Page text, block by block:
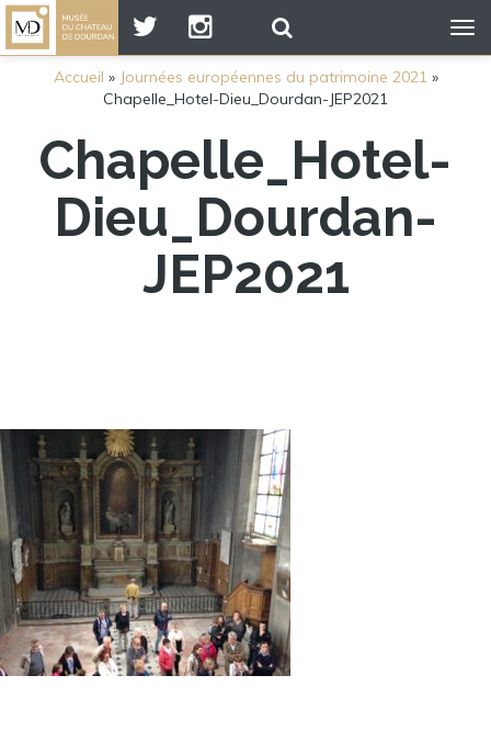
Accueil » Journées européennes du patrimoine 2021 »
Chapelle_Hotel-Dieu_Dourdan-JEP2021
Chapelle_Hotel-
Dieu_Dourdan-
JEP2021